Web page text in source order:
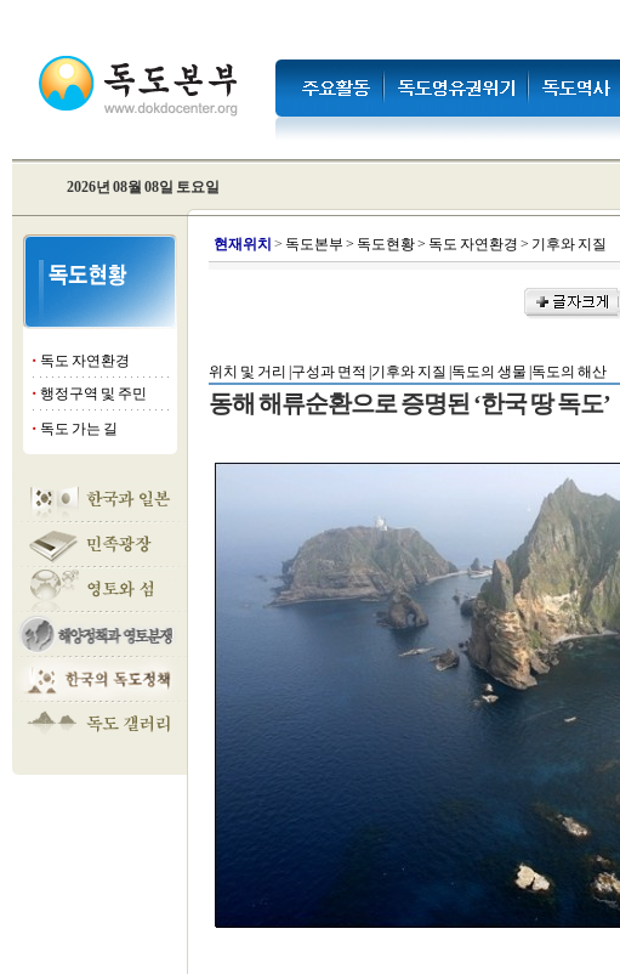
2026년 08월 08일 토요일
■ 독도 자연환경
■ 행정구역 및 주민
■ 독도 가는 길
현재위치 > 독도본부 > 독도현황> 독도 자연환경 > 기후와 지질
위치 및 거리 | 구성과 면적 | 기후와 지질 | 독도의 생물 | 독도의 해산
동해 해류순환으로 증명된 ‘한국 땅 독도’